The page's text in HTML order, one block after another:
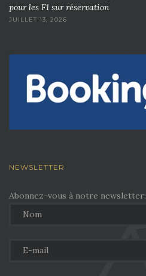
pour les F1 sur réservation
JUILLET 13, 2026
NEWSLETTER
Abonnez-vous à notre newsletter: